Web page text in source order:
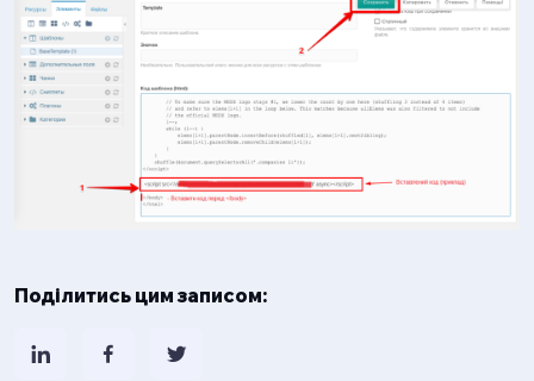
Поділитись цим записом: